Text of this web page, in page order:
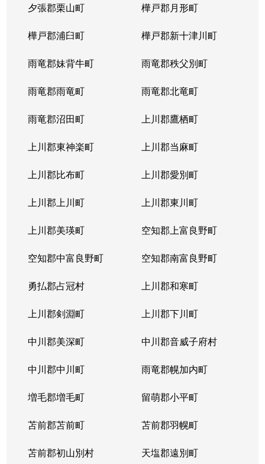
夕張郡栗山町 樺戸郡月形町
樺戸郡浦臼町 樺戸郡新十津川町
雨竜郡妹背牛町 雨竜郡秩父別町
雨竜郡雨竜町 雨竜郡北竜町
雨竜郡沼田町 上川郡鷹栖町
上川郡東神楽町 上川郡当麻町
上川郡比布町 上川郡愛別町
上川郡上川町 上川郡東川町
上川郡美瑛町 空知郡上富良野町
空知郡中富良野町 空知郡南富良野町
勇払郡占冠村 上川郡和寒町
上川郡剣淵町 上川郡下川町
中川郡美深町 中川郡音威子府村
中川郡中川町 雨竜郡幌加内町
増毛郡増毛町 留萌郡小平町
苫前郡苫前町 苫前郡羽幌町
苫前郡初山別村 天塩郡遠別町